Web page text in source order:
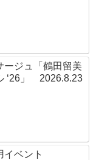
ージュ「鶴田留美
‘26」 2026.8.23
イベント